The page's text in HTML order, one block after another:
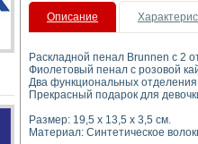
Описание
Раскладной пенал Brunnen с 2
Фиолетовый пенал с розовой
Два функциональных
Прекрасный подарок для
Размер: 19,5 х 13,5 х 3,5 см.
Материал: Синтетическое